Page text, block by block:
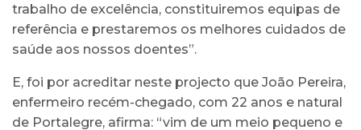
trabalho de excelência, constituiremos equipas de
referência e prestaremos os melhores cuidados de
saúde aos nossos doentes”.
E, foi por acreditar neste projecto que João Pereira,
enfermeiro recém-chegado, com 22 anos e natural
de Portalegre, afirma: “vim de um meio pequeno e